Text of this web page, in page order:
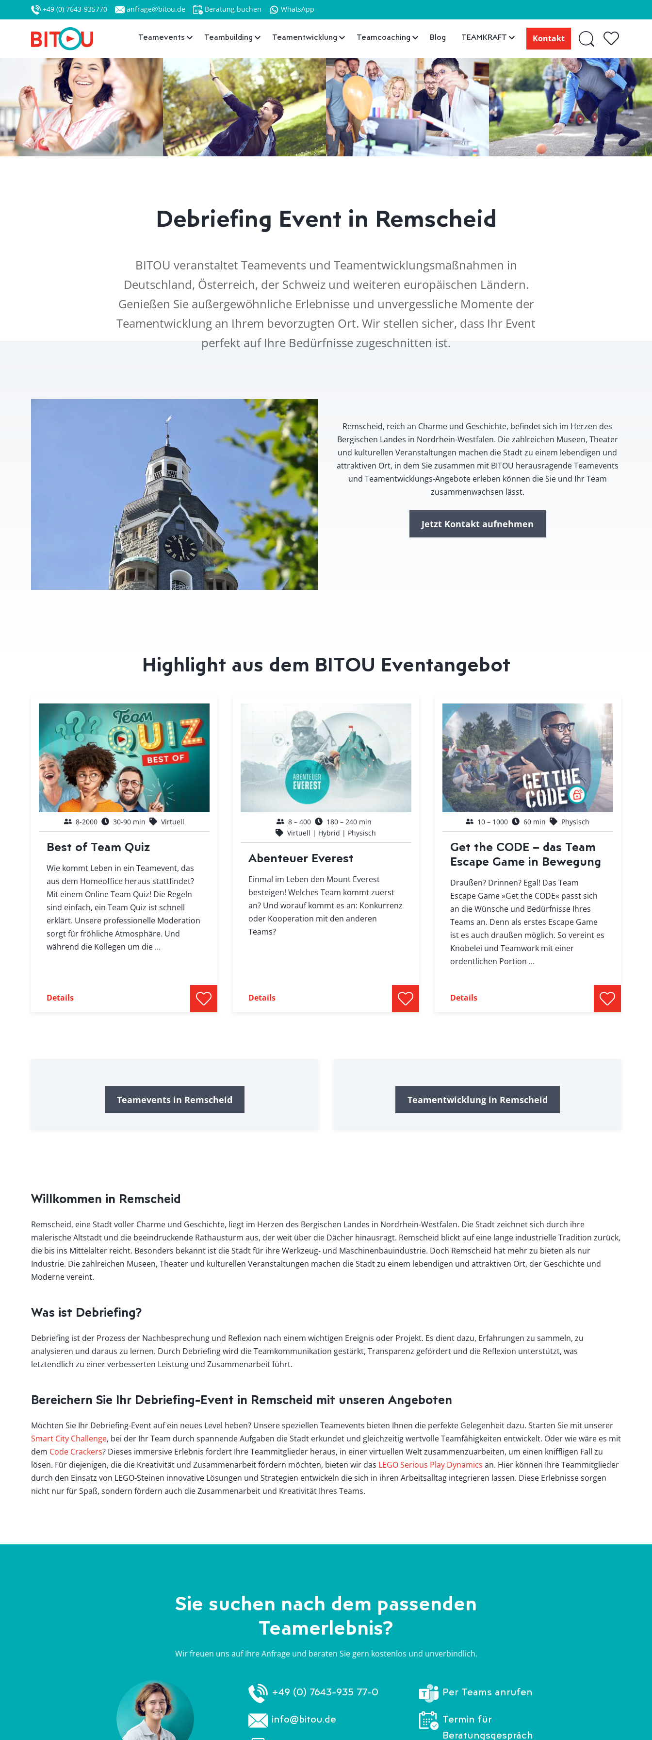
+49 (0) 7643-935770 anfrage@bitou.de Beratung buchen WhatsApp
Teamevents Teambuilding Teamentwicklung Teamcoaching Blog TEAMKRAFT Kontakt
Debriefing Event in Remscheid
BITOU veranstaltet Teamevents und Teamentwicklungsmaßnahmen in
Deutschland, Österreich, der Schweiz und weiteren europäischen Ländern.
Genießen Sie außergewöhnliche Erlebnisse und unvergessliche Momente der
Teamentwicklung an Ihrem bevorzugten Ort. Wir stellen sicher, dass Ihr Event
perfekt auf Ihre Bedürfnisse zugeschnitten ist.
Remscheid, reich an Charme und Geschichte, befindet sich im Herzen des
Bergischen Landes in Nordrhein-Westfalen. Die zahlreichen Museen, Theater
und kulturellen Veranstaltungen machen die Stadt zu einem lebendigen und
attraktiven Ort, in dem Sie zusammen mit BITOU herausragende Teamevents
und Teamentwicklungs-Angebote erleben können die Sie und Ihr Team
zusammenwachsen lässt.
Jetzt Kontakt aufnehmen
Highlight aus dem BITOU Eventangebot
8-2000 30-90 min Virtuell
Best of Team Quiz
Wie kommt Leben in ein Teamevent, das
aus dem Homeoffice heraus stattfindet?
Mit einem Online Team Quiz! Die Regeln
sind einfach, ein Team Quiz ist schnell
erklärt. Unsere professionelle Moderation
sorgt für fröhliche Atmosphäre. Und
während die Kollegen um die …
Details
8 – 400
180 – 240 min
Virtuell | Hybrid | Physisch
Abenteuer Everest
Einmal im Leben den Mount Everest
besteigen! Welches Team kommt zuerst
an? Und worauf kommt es an: Konkurrenz
oder Kooperation mit den anderen
Teams?
Details
10 – 1000 60 min Physisch
Get the CODE – das Team
Escape Game in Bewegung
Draußen? Drinnen? Egal! Das Team
Escape Game »Get the CODE« passt sich
an die Wünsche und Bedürfnisse Ihres
Teams an. Denn als erstes Escape Game
ist es auch draußen möglich. So vereint es
Knobelei und Teamwork mit einer
ordentlichen Portion …
Details
Teamevents in Remscheid Teamentwicklung in Remscheid
Willkommen in Remscheid
Remscheid, eine Stadt voller Charme und Geschichte, liegt im Herzen des Bergischen Landes in Nordrhein-Westfalen. Die Stadt zeichnet sich durch ihre
malerische Altstadt und die beeindruckende Rathausturm aus, der weit über die Dächer hinausragt. Remscheid blickt auf eine lange industrielle Tradition zurück,
die bis ins Mittelalter reicht. Besonders bekannt ist die Stadt für ihre Werkzeug- und Maschinenbauindustrie. Doch Remscheid hat mehr zu bieten als nur
Industrie. Die zahlreichen Museen, Theater und kulturellen Veranstaltungen machen die Stadt zu einem lebendigen und attraktiven Ort, der Geschichte und
Moderne vereint.
Was ist Debriefing?
Debriefing ist der Prozess der Nachbesprechung und Reflexion nach einem wichtigen Ereignis oder Projekt. Es dient dazu, Erfahrungen zu sammeln, zu
analysieren und daraus zu lernen. Durch Debriefing wird die Teamkommunikation gestärkt, Transparenz gefördert und die Reflexion unterstützt, was
letztendlich zu einer verbesserten Leistung und Zusammenarbeit führt.
Bereichern Sie Ihr Debriefing-Event in Remscheid mit unseren Angeboten
Möchten Sie Ihr Debriefing-Event auf ein neues Level heben? Unsere speziellen Teamevents bieten Ihnen die perfekte Gelegenheit dazu. Starten Sie mit unserer
Smart City Challenge, bei der Ihr Team durch spannende Aufgaben die Stadt erkundet und gleichzeitig wertvolle Teamfähigkeiten entwickelt. Oder wie wäre es mit
dem Code Crackers? Dieses immersive Erlebnis fordert Ihre Teammitglieder heraus, in einer virtuellen Welt zusammenzuarbeiten, um einen kniffligen Fall zu
lösen. Für diejenigen, die die Kreativität und Zusammenarbeit fördern möchten, bieten wir das LEGO Serious Play Dynamics an. Hier können Ihre Teammitglieder
durch den Einsatz von LEGO-Steinen innovative Lösungen und Strategien entwickeln die sich in ihren Arbeitsalltag integrieren lassen. Diese Erlebnisse sorgen
nicht nur für Spaß, sondern fördern auch die Zusammenarbeit und Kreativität Ihres Teams.
Sie suchen nach dem passenden
Teamerlebnis?
Wir freuen uns auf Ihre Anfrage und beraten Sie gern kostenlos und unverbindlich.
+49 (0) 7643-935 77-0
info@bitou.de
Per Teams anrufen
Termin für
Beratungsgespräch